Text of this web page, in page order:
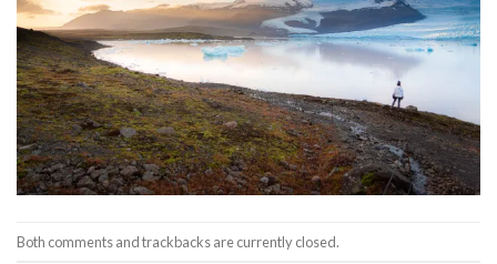
Both comments and trackbacks are currently closed.